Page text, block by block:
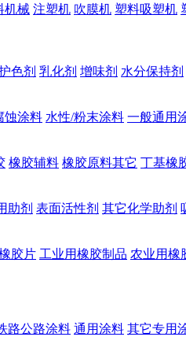
机械 注塑机 吹膜机 塑料吸塑机
色剂 乳化剂 增味剂 水分保持剂
蚀涂料 水性/粉末涂料 一般通用
橡胶辅料 橡胶原料其它 丁基橡
助剂 表面活性剂 其它化学助剂
胶片 工业用橡胶制品 农业用橡
路公路涂料 通用涂料 其它专用